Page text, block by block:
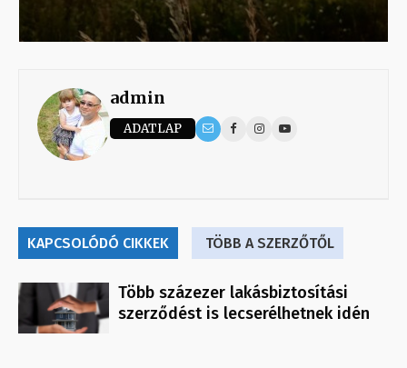
admin
ADATLAP
KAPCSOLÓDÓ CIKKEK TÖBB A SZERZŐTŐL
Több százezer lakásbiztosítási
szerződést is lecserélhetnek idén